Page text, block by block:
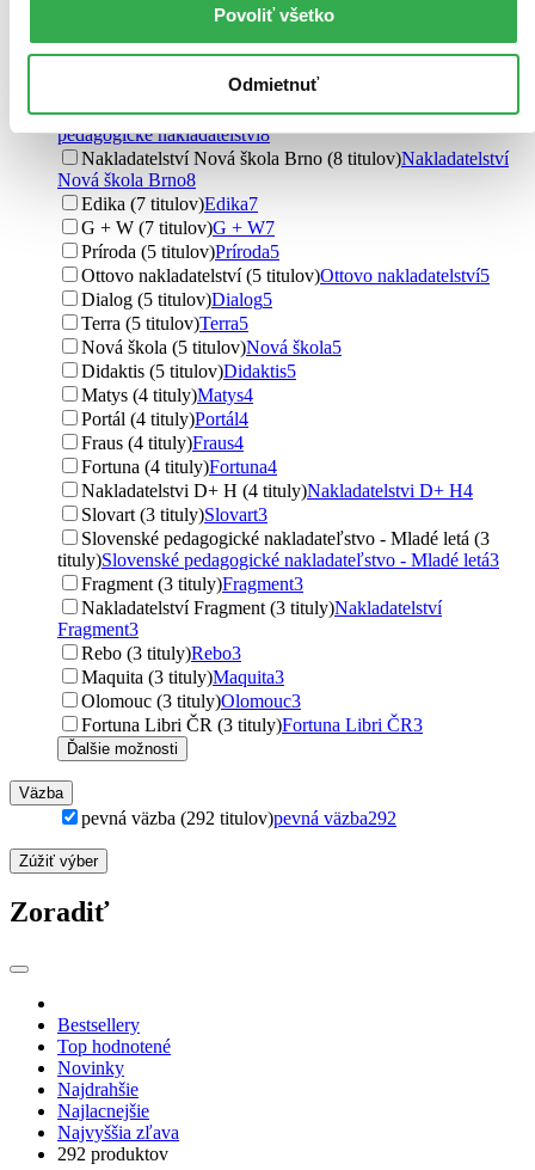
Povoliť všetko
Odmietnuť
NNS11
Albatros CZ (11 titulov)Albatros CZ11
Prodos9
SPN - pedagogické nakladatelství (8 titulov)SPN -
pedagogické nakladatelství8
Nakladatelství Nová škola Brno (8 titulov)Nakladatelství
Nová škola Brno8
Edika (7 titulov)Edika7
G + W (7 titulov)G + W7
Príroda (5 titulov)Príroda5
Ottovo nakladatelství (5 titulov)Ottovo nakladatelství5
Dialog (5 titulov)Dialog5
Terra (5 titulov)Terra5
Nová škola (5 titulov)Nová škola5
Didaktis (5 titulov)Didaktis5
Matys (4 tituly)Matys4
Portál (4 tituly)Portál4
Fraus (4 tituly)Fraus4
Fortuna (4 tituly)Fortuna4
Nakladatelstvi D+ H (4 tituly)Nakladatelstvi D+ H4
Slovart (3 tituly)Slovart3
Slovenské pedagogické nakladateľstvo - Mladé letá (3
tituly)Slovenské pedagogické nakladateľstvo - Mladé letá3
Fragment (3 tituly)Fragment3
Nakladatelství Fragment (3 tituly)Nakladatelství
Fragment3
Rebo (3 tituly)Rebo3
Maquita (3 tituly)Maquita3
Olomouc (3 tituly)Olomouc3
Fortuna Libri ČR (3 tituly)Fortuna Libri ČR3
Ďalšie možnosti
Väzba
pevná väzba (292 titulov)pevná väzba292
Zúžiť výber
Zoradiť
Bestsellery
Top hodnotené
Novinky
Najdrahšie
Najlacnejšie
Najvyššia zľava
292 produktov